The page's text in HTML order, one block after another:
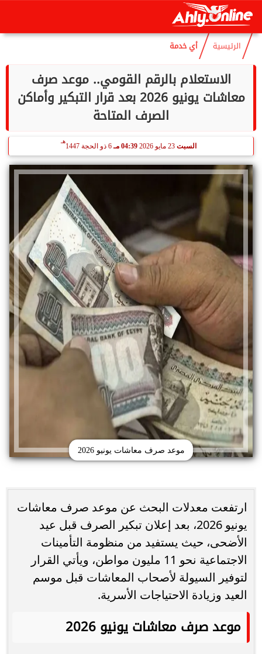
السبت
الرئيسية أي خدمة
الاستعلام بالرقم القومي.. موعد صرف
معاشات يونيو 2026 بعد قرار التبكير وأماكن
الصرف المتاحة
السبت 04:39 مـ 6 ذو الحجة 1447
هـ
موعد صرف معاشات يونيو 2026
ارتفعت معدلات البحث عن موعد صرف معاشات
يونيو 2026، بعد إعلان تبكير الصرف قبل عيد
الأضحى، حيث يستفيد من منظومة التأمينات
الاجتماعية نحو 11 مليون مواطن، ويأتي القرار
لتوفير السيولة لأصحاب المعاشات قبل موسم
العيد وزيادة الاحتياجات الأسرية.
موعد صرف معاشات يونيو 2026